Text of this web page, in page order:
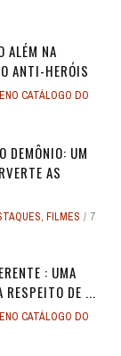
ALÉM NA
ANTI-HERÓIS
CATÁLOGO DO
DEMÔNIO: UM
AS
, FILMES
7
: UMA
RESPEITO DE ...
CATÁLOGO DO